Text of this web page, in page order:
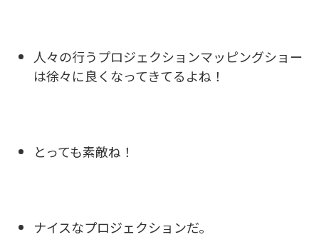
人々の行うプロジェクションマッピングショー
は徐々に良くなってきてるよね！
とっても素敵ね！
ナイスなプロジェクションだ。